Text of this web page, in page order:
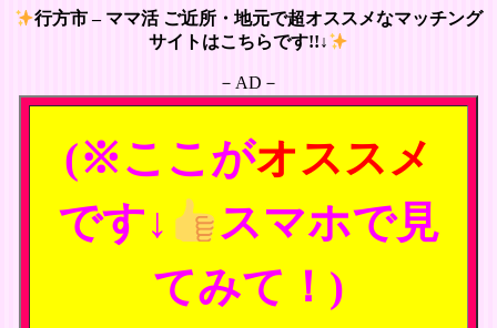
行方市 – ママ活 ご近所・地元で超オススメなマッチング
サイトはこちらです!!↓
－AD－
(※ここがオススメ
です↓
スマホで見
てみて！)